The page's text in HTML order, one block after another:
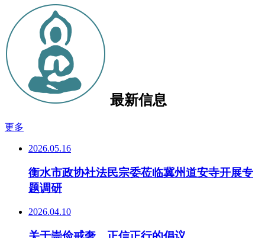
最新信息
更多
2026.05.16
衡水市政协社法民宗委莅临冀州道安寺开展专
题调研
2026.04.10